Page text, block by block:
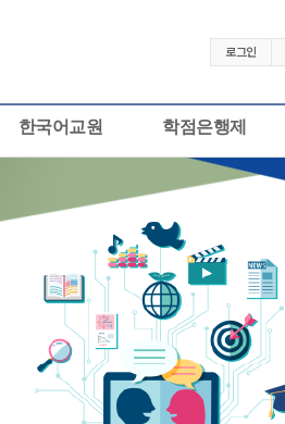
로그인
한국어교원 학점은행제